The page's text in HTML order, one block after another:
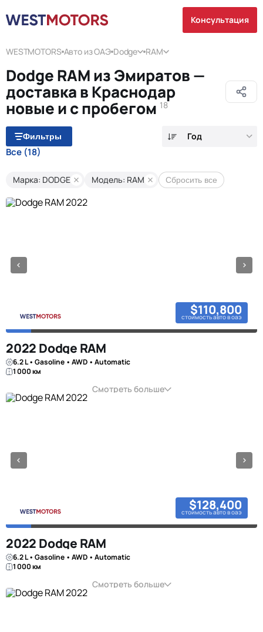
Консультация
WESTMOTORS Авто из ОАЭ Dodge RAM
Dodge RAM из Эмиратов —
доставка в Краснодар
новые и с пробегом 18
Фильтры Год
Все (18)
Марка: DODGE Модель: RAM Сбросить все
$110,800
стоимость авто в оаэ
2022 Dodge RAM
6.2 L • Gasoline • AWD • Automatic
1 000 км
Смотреть больше
$128,400
стоимость авто в оаэ
2022 Dodge RAM
6.2 L • Gasoline • AWD • Automatic
1 000 км
Смотреть больше